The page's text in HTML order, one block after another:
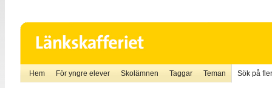
Hem För yngre elever Skolämnen Taggar Teman Sök på